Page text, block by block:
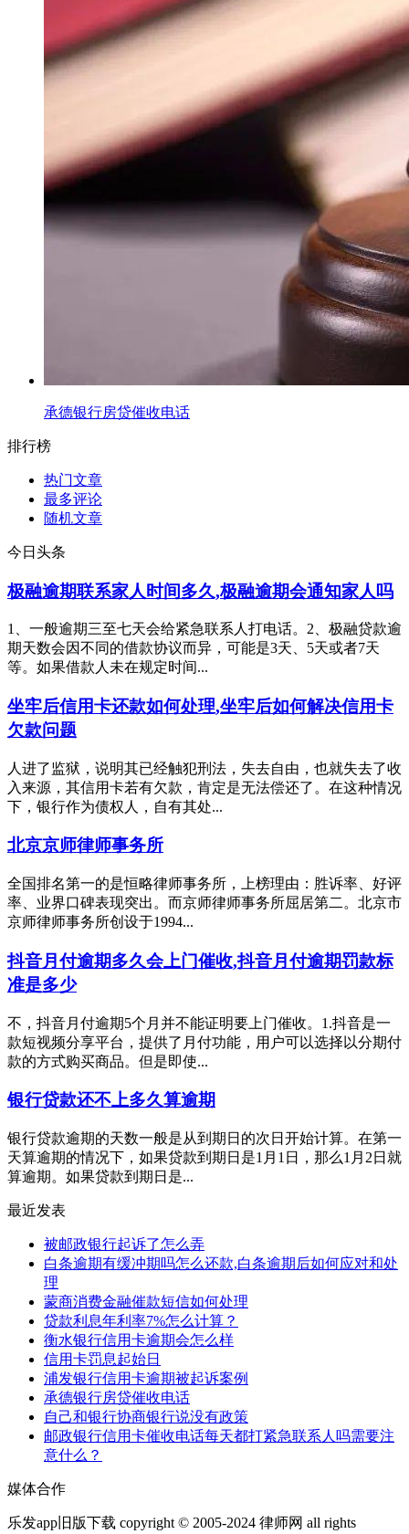
承德银行房贷催收电话
排行榜
热门文章
最多评论
随机文章
今日头条
极融逾期联系家人时间多久,极融逾期会通知家人吗
1、一般逾期三至七天会给紧急联系人打电话。2、极融贷款逾
期天数会因不同的借款协议而异，可能是3天、5天或者7天
等。如果借款人未在规定时间...
坐牢后信用卡还款如何处理,坐牢后如何解决信用卡
欠款问题
人进了监狱，说明其已经触犯刑法，失去自由，也就失去了收
入来源，其信用卡若有欠款，肯定是无法偿还了。在这种情况
下，银行作为债权人，自有其处...
北京京师律师事务所
全国排名第一的是恒略律师事务所，上榜理由：胜诉率、好评
率、业界口碑表现突出。而京师律师事务所屈居第二。北京市
京师律师事务所创设于1994...
抖音月付逾期多久会上门催收,抖音月付逾期罚款标
准是多少
不，抖音月付逾期5个月并不能证明要上门催收。1.抖音是一
款短视频分享平台，提供了月付功能，用户可以选择以分期付
款的方式购买商品。但是即使...
银行贷款还不上多久算逾期
银行贷款逾期的天数一般是从到期日的次日开始计算。在第一
天算逾期的情况下，如果贷款到期日是1月1日，那么1月2日就
算逾期。如果贷款到期日是...
最近发表
被邮政银行起诉了怎么弄
白条逾期有缓冲期吗怎么还款,白条逾期后如何应对和处
理
蒙商消费金融催款短信如何处理
贷款利息年利率7%怎么计算？
衡水银行信用卡逾期会怎么样
信用卡罚息起始日
浦发银行信用卡逾期被起诉案例
承德银行房贷催收电话
自己和银行协商银行说没有政策
邮政银行信用卡催收电话每天都打紧急联系人吗需要注
意什么？
媒体合作
乐发app旧版下载 copyright © 2005-2024 律师网 all rights